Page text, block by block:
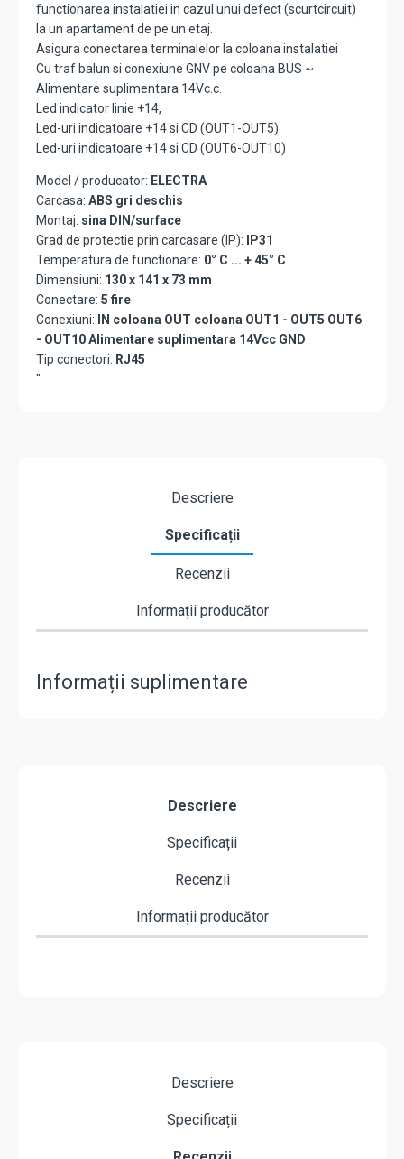
functionarea instalatiei in cazul unui defect (scurtcircuit)
la un apartament de pe un etaj.
Asigura conectarea terminalelor la coloana instalatiei
Cu traf balun si conexiune GNV pe coloana BUS ~
Alimentare suplimentara 14Vc.c.
Led indicator linie +14,
Led-uri indicatoare +14 si CD (OUT1-OUT5)
Led-uri indicatoare +14 si CD (OUT6-OUT10)
Model / producator: ELECTRA
Carcasa: ABS gri deschis
Montaj: sina DIN/surface
Grad de protectie prin carcasare (IP):
IP31
Temperatura de functionare: 0° C ... + 45° C
Dimensiuni: 130 x 141 x 73 mm
Conectare: 5 fire
Conexiuni:
IN coloana OUT coloana OUT1 - OUT5 OUT6
- OUT10 Alimentare suplimentara 14Vcc GND
Tip conectori: RJ45
"
Descriere
Specificații
Recenzii
Informații producător
Informații suplimentare
Descriere
Specificații
Recenzii
Informații producător
Descriere
Specificații